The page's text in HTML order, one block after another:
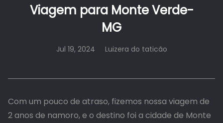
Viagem para Monte Verde-
MG
Jul 19, 2024 Luizera do taticão
Com um pouco de atraso, fizemos nossa viagem de
2 anos de namoro, e o destino foi a cidade de Monte